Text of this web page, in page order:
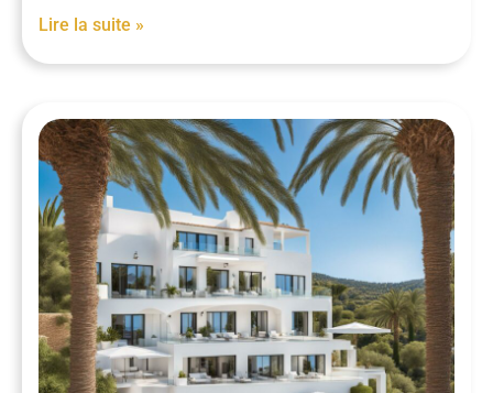
Lire la suite »